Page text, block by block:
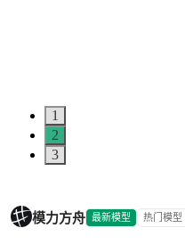
1
2
3
模力方舟 最新模型 热门模型